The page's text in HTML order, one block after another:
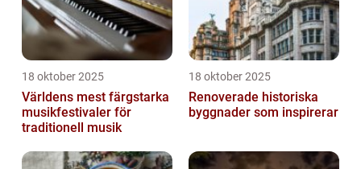
18 oktober 2025
Världens mest färgstarka
musikfestivaler för
traditionell musik
18 oktober 2025
Renoverade historiska
byggnader som inspirerar